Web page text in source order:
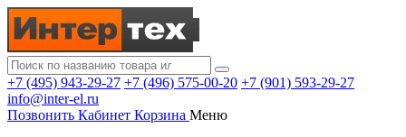
+7 (495) 943-29-27 +7 (496) 575-00-20 +7 (901) 593-29-27
info@inter-el.ru
Позвонить Кабинет Корзина Меню